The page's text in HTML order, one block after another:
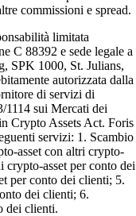
commissioni e spread.
limitata
C 88392 e sede legale a
SPK 1000, St. Julians,
autorizzata dalla
di servizi di
1114 sui Mercati dei
Crypto Assets Act. Foris
servizi: 1. Scambio
asset con altri crypto-
crypto-asset per conto dei
per conto dei clienti; 5.
dei clienti; 6.
dei clienti.